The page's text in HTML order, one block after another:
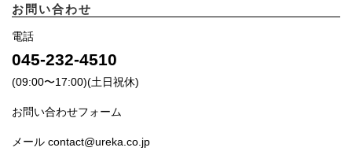
お問い合わせ
電話
045-232-4510
(09:00〜17:00)(土日祝休)
お問い合わせフォーム
メール contact@ureka.co.jp